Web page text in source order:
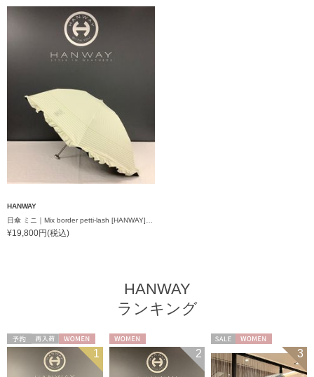
HANWAY
¥19,800円(税込)
HANWAY
ランキング
予約 再入荷 WOMEN 1 WOMEN 2 3